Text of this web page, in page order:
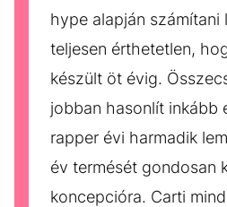
hype alapján számítani
teljesen érthetetlen,
készült öt évig.
jobban hasonlít inkább
rapper évi harmadik
év termését gondosan
koncepcióra. Carti